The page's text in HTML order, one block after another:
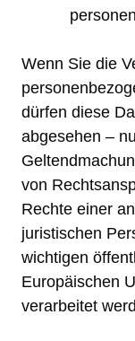
Wenn Sie die
dürfen diese
abgesehen –
von
Rechte einer
juristischen
wichtigen
Europäischen
verarbeitet